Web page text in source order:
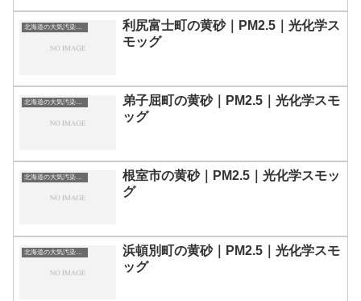
北海道の大気汚染・PM2.5・黄砂・エアロゾルの数値
利尻富士町の黄砂｜PM2.5｜光化学ス
モッグ
北海道の大気汚染・PM2.5・黄砂・エアロゾルの数値
弟子屈町の黄砂｜PM2.5｜光化学スモ
ッグ
北海道の大気汚染・PM2.5・黄砂・エアロゾルの数値
根室市の黄砂｜PM2.5｜光化学スモッ
グ
北海道の大気汚染・PM2.5・黄砂・エアロゾルの数値
浜頓別町の黄砂｜PM2.5｜光化学スモ
ッグ